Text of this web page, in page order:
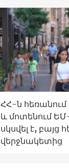
ՀՀ-ն
և մոտենում
սկսվել է, բայց
վերջնակետից